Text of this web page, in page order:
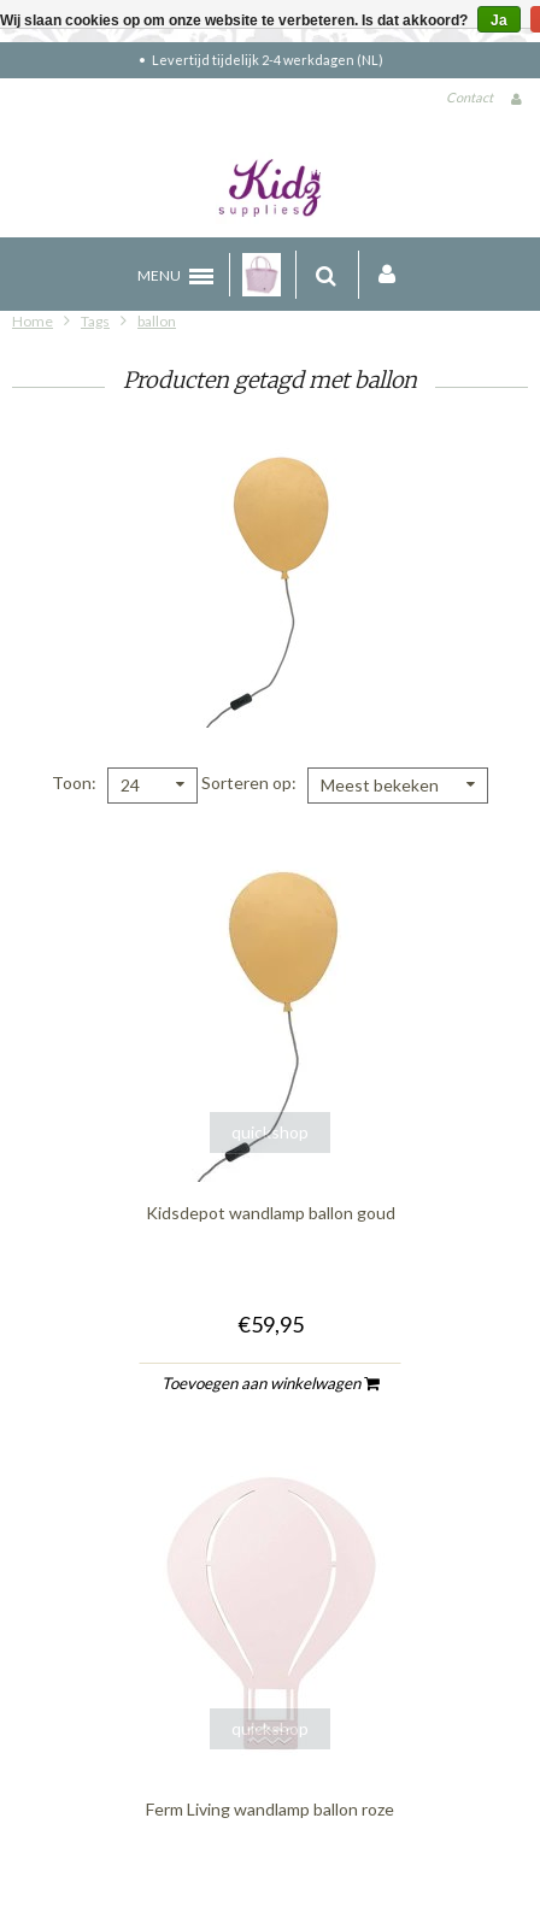
Gratis verzending boven €90 (NL)
Contact
MENU
Home Tags ballon
Producten getagd met ballon
Toon 24 Sorteren op Meest bekeken
quickshop
Kidsdepot wandlamp ballon goud
€59,95
Toevoegen aan winkelwagen
quickshop
Ferm Living wandlamp ballon roze
Wij slaan cookies op om onze website te verbeteren. Is dat akkoord? Ja